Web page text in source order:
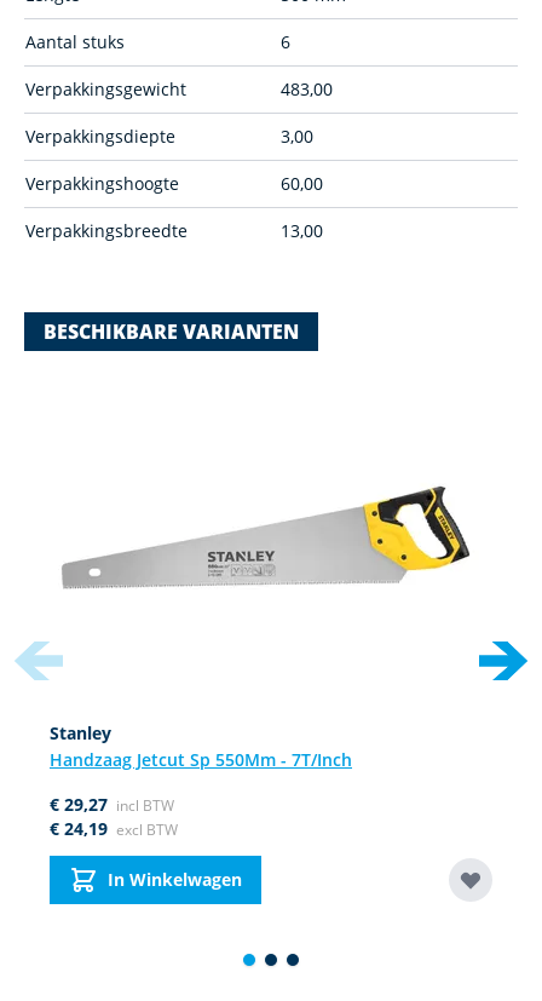
Aantal stuks 6
Verpakkingsgewicht 483,00
Verpakkingsdiepte 3,00
Verpakkingshoogte 60,00
Verpakkingsbreedte 13,00
BESCHIKBARE VARIANTEN
Stanley
Handzaag Jetcut Sp 550Mm - 7T/Inch
€ 29,27
€ 24,19
In Winkelwagen